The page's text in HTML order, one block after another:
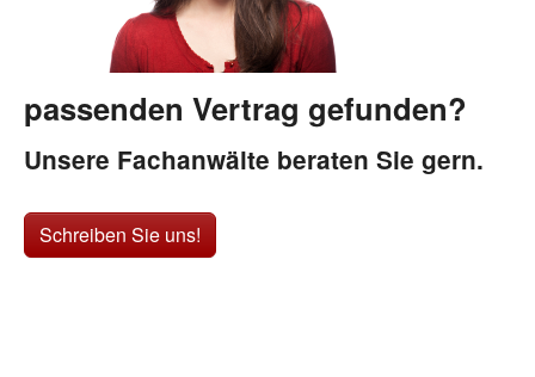
passenden Vertrag gefunden?
Unsere Fachanwälte beraten Sie gern.
Schreiben Sie uns!